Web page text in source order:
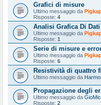
Grafici di misure
Ultimo messaggio da
Risposte: 4
Analisi Grafica Di
Ultimo messaggio da
Risposte: 1
Serie di misure e
Ultimo messaggio da
Risposte: 6
Resistività di quattro
Ultimo messaggio da
Propagazione degli
Ultimo messaggio da GioMic
Risposte: 2